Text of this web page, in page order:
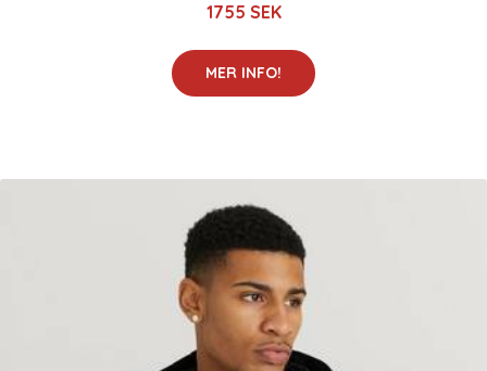
1755 SEK
MER INFO!